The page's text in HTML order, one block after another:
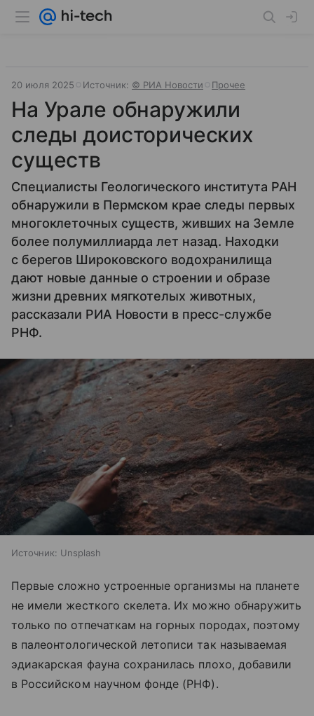
20 июля 2025 Источник: © РИА Новости Прочее
На Урале обнаружили
следы доисторических
существ
Специалисты Геологического института РАН
обнаружили в Пермском крае следы первых
многоклеточных существ, живших на Земле
более полумиллиарда лет назад. Находки
с берегов Широковского водохранилища
дают новые данные о строении и образе
жизни древних мягкотелых животных,
рассказали РИА Новости в пресс-службе
РНФ.
Источник: Unsplash
Первые сложно устроенные организмы на планете
не имели жесткого скелета. Их можно обнаружить
только по отпечаткам на горных породах, поэтому
в палеонтологической летописи так называемая
эдиакарская фауна сохранилась плохо, добавили
в Российском научном фонде (РНФ).